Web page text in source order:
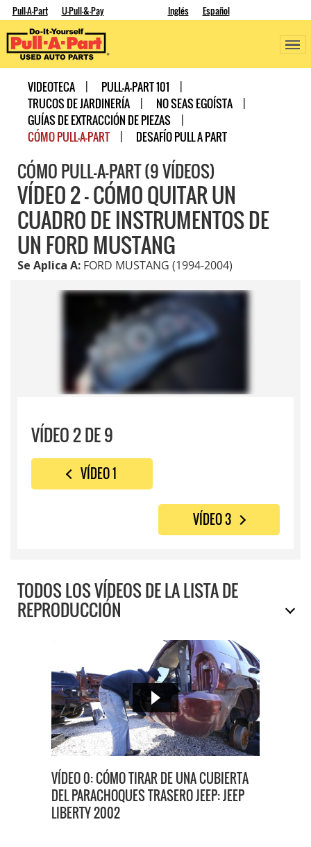
Pull-A-Part U-Pull-&-Pay Inglés Español
VIDEOTECA
PULL-A-PART 101
TRUCOS DE JARDINERÍA
NO SEAS EGOÍSTA
GUÍAS DE EXTRACCIÓN DE PIEZAS
CÓMO PULL-A-PART
DESAFÍO PULL A PART
CÓMO PULL-A-PART (9 VÍDEOS)
VÍDEO 2 - CÓMO QUITAR UN
CUADRO DE INSTRUMENTOS DE
UN FORD MUSTANG
Se Aplica A: FORD MUSTANG (1994-2004)
VÍDEO 2 DE 9
VÍDEO 1
VÍDEO 3
TODOS LOS VÍDEOS DE LA LISTA DE
REPRODUCCIÓN
VÍDEO 0: CÓMO TIRAR DE UNA CUBIERTA
DEL PARACHOQUES TRASERO JEEP: JEEP
LIBERTY 2002